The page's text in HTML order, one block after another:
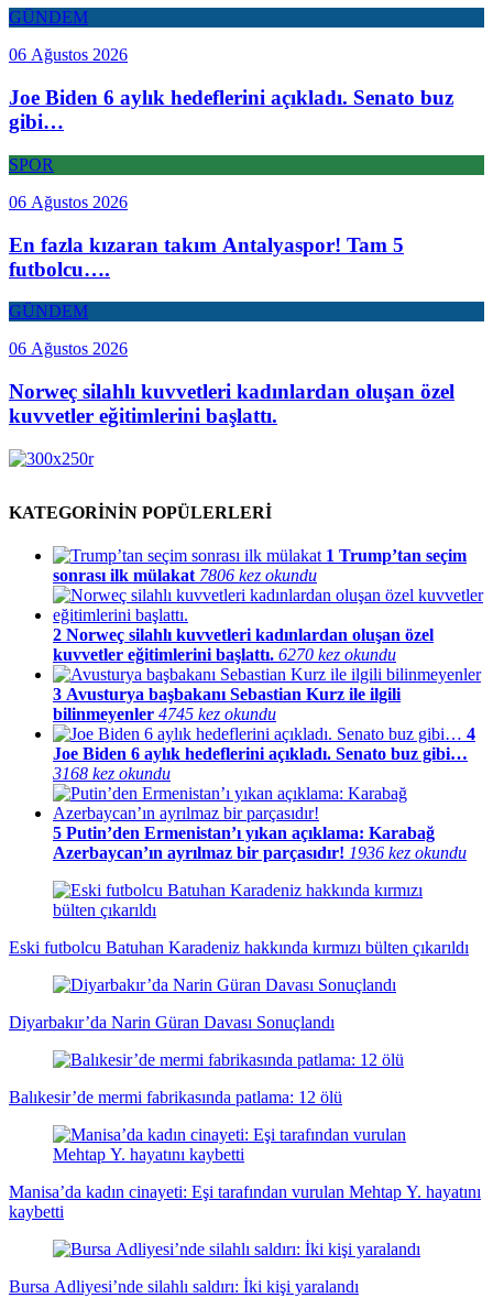
GÜNDEM
06 Ağustos 2026
Joe Biden 6 aylık hedeflerini açıkladı. Senato buz
gibi…
SPOR
06 Ağustos 2026
En fazla kızaran takım Antalyaspor! Tam 5
futbolcu….
GÜNDEM
06 Ağustos 2026
Norweç silahlı kuvvetleri kadınlardan oluşan özel
kuvvetler eğitimlerini başlattı.
KATEGORİNİN POPÜLERLERİ
1 Trump’tan seçim
sonrası ilk mülakat 7806 kez okundu
2 Norweç silahlı kuvvetleri kadınlardan oluşan özel
kuvvetler eğitimlerini başlattı. 6270 kez okundu
3 Avusturya başbakanı Sebastian Kurz ile ilgili
bilinmeyenler 4745 kez okundu
4
Joe Biden 6 aylık hedeflerini açıkladı. Senato buz gibi…
3168 kez okundu
5 Putin’den Ermenistan’ı yıkan açıklama: Karabağ
Azerbaycan’ın ayrılmaz bir parçasıdır! 1936 kez okundu
Eski futbolcu Batuhan Karadeniz hakkında kırmızı bülten çıkarıldı
Diyarbakır’da Narin Güran Davası Sonuçlandı
Balıkesir’de mermi fabrikasında patlama: 12 ölü
Manisa’da kadın cinayeti: Eşi tarafından vurulan Mehtap Y. hayatını
kaybetti
Bursa Adliyesi’nde silahlı saldırı: İki kişi yaralandı